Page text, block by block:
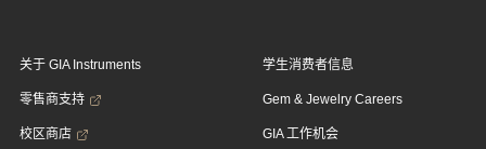
关于 GIA Instruments
零售商支持
校区商店
学生消费者信息
Gem & Jewelry Careers
GIA 工作机会